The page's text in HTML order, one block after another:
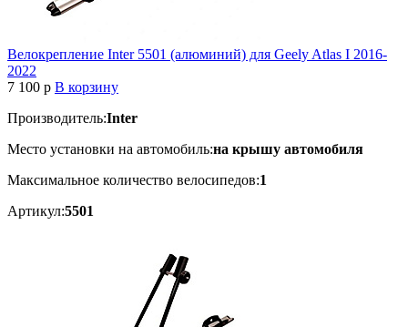
Велокрепление Inter 5501 (алюминий) для Geely Atlas I 2016-
2022
7 100 p В корзину
Производитель:Inter
Место установки на автомобиль:на крышу автомобиля
Максимальное количество велосипедов:1
Артикул:5501